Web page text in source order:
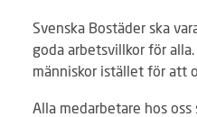
Svenska Bostäder ska
goda arbetsvillkor för
människor istället för att
Alla medarbetare hos